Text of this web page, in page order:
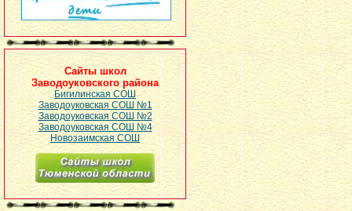
Сайты школ
Заводоуковского района
Бигилинская СОШ
Заводоуковская СОШ №1
Заводоуковская СОШ №2
Заводоуковская СОШ №4
Новозаимская СОШ